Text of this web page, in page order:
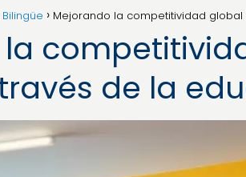
Mejorando la competitividad
de la